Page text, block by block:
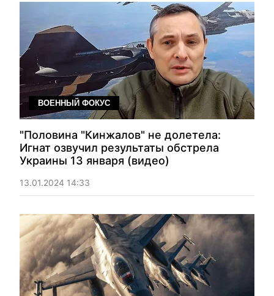
ВОЕННЫЙ ФОКУС
"Половина "Кинжалов" не долетела:
Игнат озвучил результаты обстрела
Украины 13 января (видео)
13.01.2024 14:33